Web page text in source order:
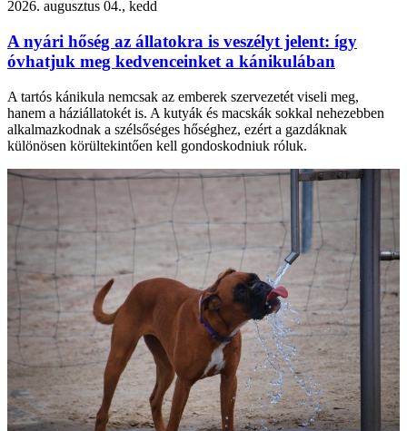
2026. augusztus 04., kedd
A nyári hőség az állatokra is veszélyt jelent: így
óvhatjuk meg kedvenceinket a kánikulában
A tartós kánikula nemcsak az emberek szervezetét viseli meg,
hanem a háziállatokét is. A kutyák és macskák sokkal nehezebben
alkalmazkodnak a szélsőséges hőséghez, ezért a gazdáknak
különösen körültekintően kell gondoskodniuk róluk.